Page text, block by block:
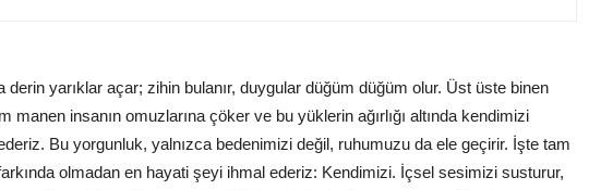
derin yarıklar açar; zihin bulanır, duygular düğüm düğüm olur. Üst üste binen
manen insanın omuzlarına çöker ve bu yüklerin ağırlığı altında kendimizi
Bu yorgunluk, yalnızca bedenimizi değil, ruhumuzu da ele geçirir. İşte tam
olmadan en hayati şeyi ihmal ederiz: Kendimizi. İçsel sesimizi susturur,